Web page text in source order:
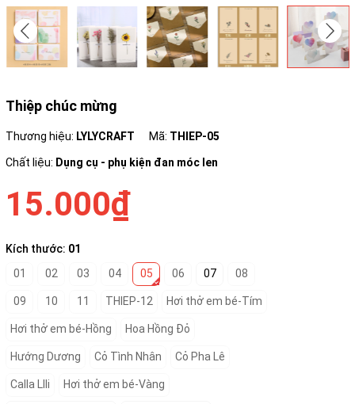
Thiệp chúc mừng
Thương hiệu: LYLYCRAFT Mã: THIEP-05
Chất liệu: Dụng cụ - phụ kiện đan móc len
15.000₫
Kích thước: 01
01
02 03 04 05 06 07 08
09 10 11 THIEP-12 Hơi thở em bé-Tím
Hơi thở em bé-Hồng Hoa Hồng Đỏ
Hướng Dương Cỏ Tình Nhân Cỏ Pha Lê
Calla LIli Hơi thở em bé-Vàng